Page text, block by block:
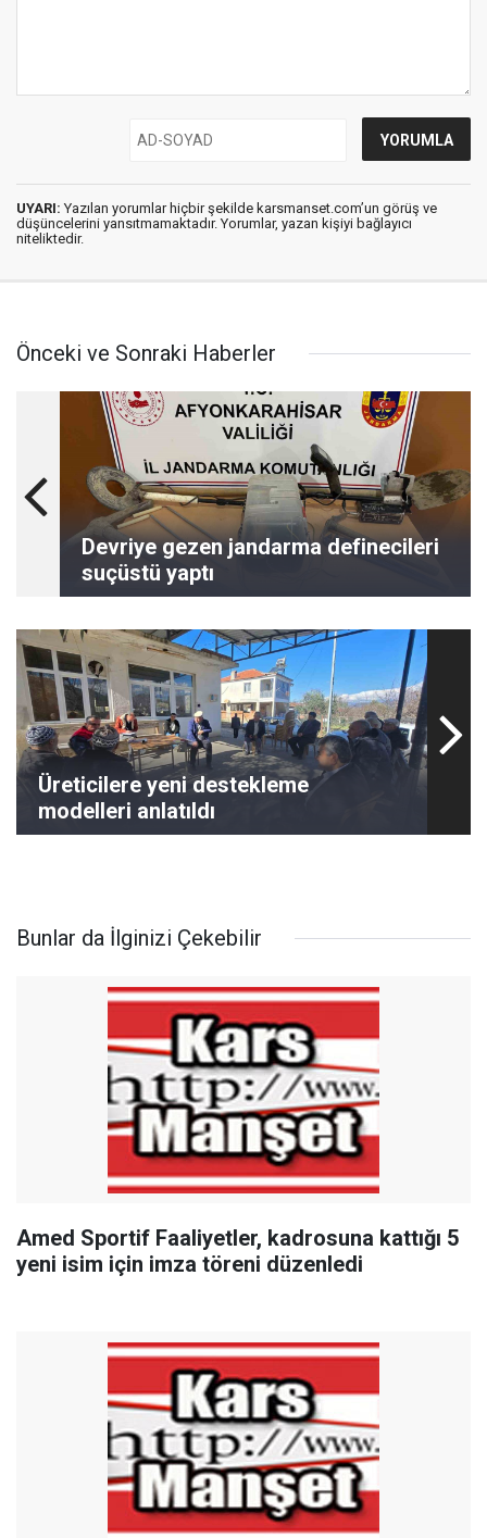
UYARI: Yazılan yorumlar hiçbir şekilde karsmanset.com’un görüş ve
düşüncelerini yansıtmamaktadır. Yorumlar, yazan kişiyi bağlayıcı
niteliktedir.
Önceki ve Sonraki Haberler
Devriye gezen jandarma definecileri
suçüstü yaptı
Üreticilere yeni destekleme
modelleri anlatıldı
Bunlar da İlginizi Çekebilir
Amed Sportif Faaliyetler, kadrosuna kattığı 5
yeni isim için imza töreni düzenledi